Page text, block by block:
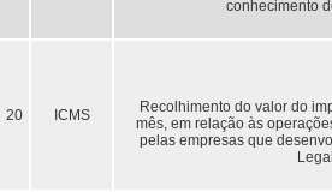
conhecimento
20 ICMS
Recolhimento do valor do
mês, em relação às
pelas empresas que